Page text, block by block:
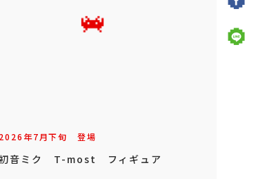
2026年7月下旬 登場
音ミク T-most フィギュア